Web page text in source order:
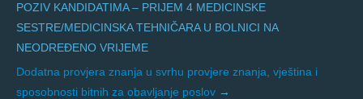
POZIV KANDIDATIMA – PRIJEM 4 MEDICINSKE
SESTRE/MEDICINSKA TEHNIČARA U BOLNICI NA
NEODREĐENO VRIJEME
Dodatna provjera znanja u svrhu provjere znanja, vještina i
sposobnosti bitnih za obavljanje poslov